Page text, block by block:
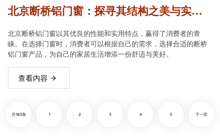
北京断桥铝门窗：探寻其结构之美与实用
北京断桥铝门窗以其优良的性能和实用特点，赢得了消费者的青
睐。在选择门窗时，消费者可以根据自己的需求，选择合适的断桥
铝门窗产品，为自己的家居生活增添一份舒适与美好。
查看内容
共183条 1 2 3 4 5 下一页